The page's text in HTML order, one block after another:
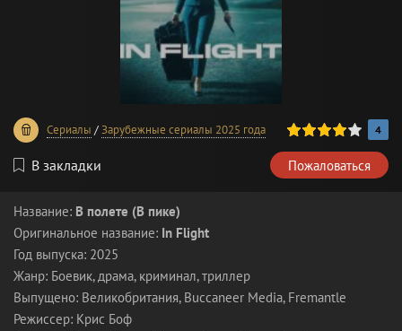
Сериалы /Зарубежные сериалы 2025 года
80 1 2 3 4 5 4
В закладки Пожаловаться
Название: В полете (В пике)
Оригинальное название: In Flight
Год выпуска: 2025
Жанр: Боевик, драма, криминал, триллер
Выпущено: Великобритания, Buccaneer Media, Fremantle
Режиссер: Крис Боф